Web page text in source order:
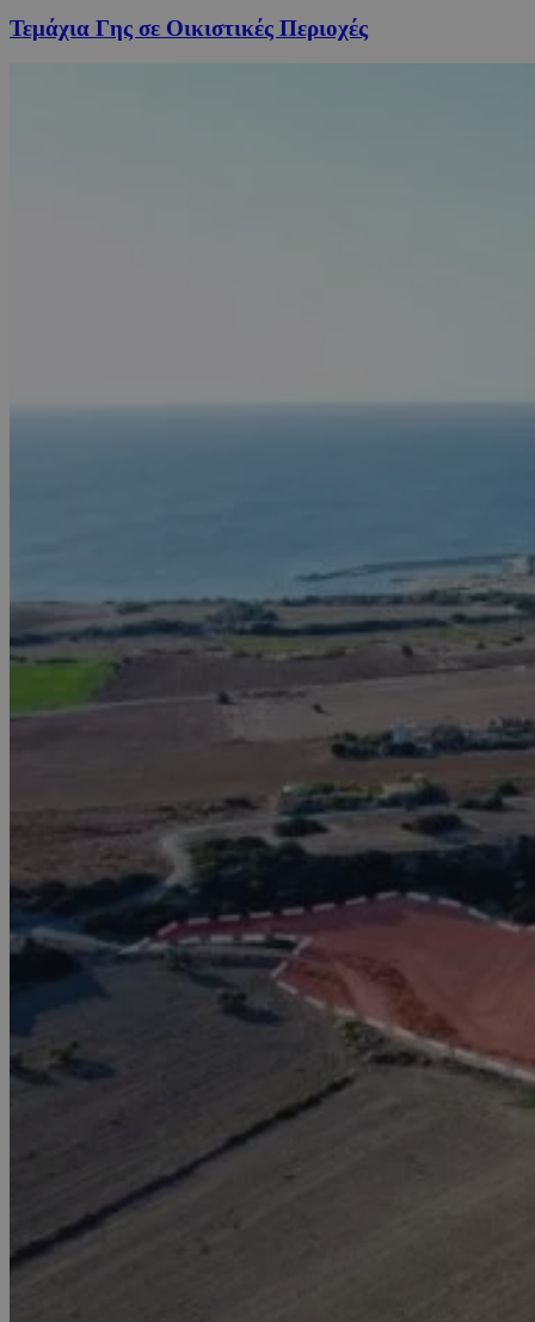
Τεμάχια Γης σε Οικιστικές Περιοχές